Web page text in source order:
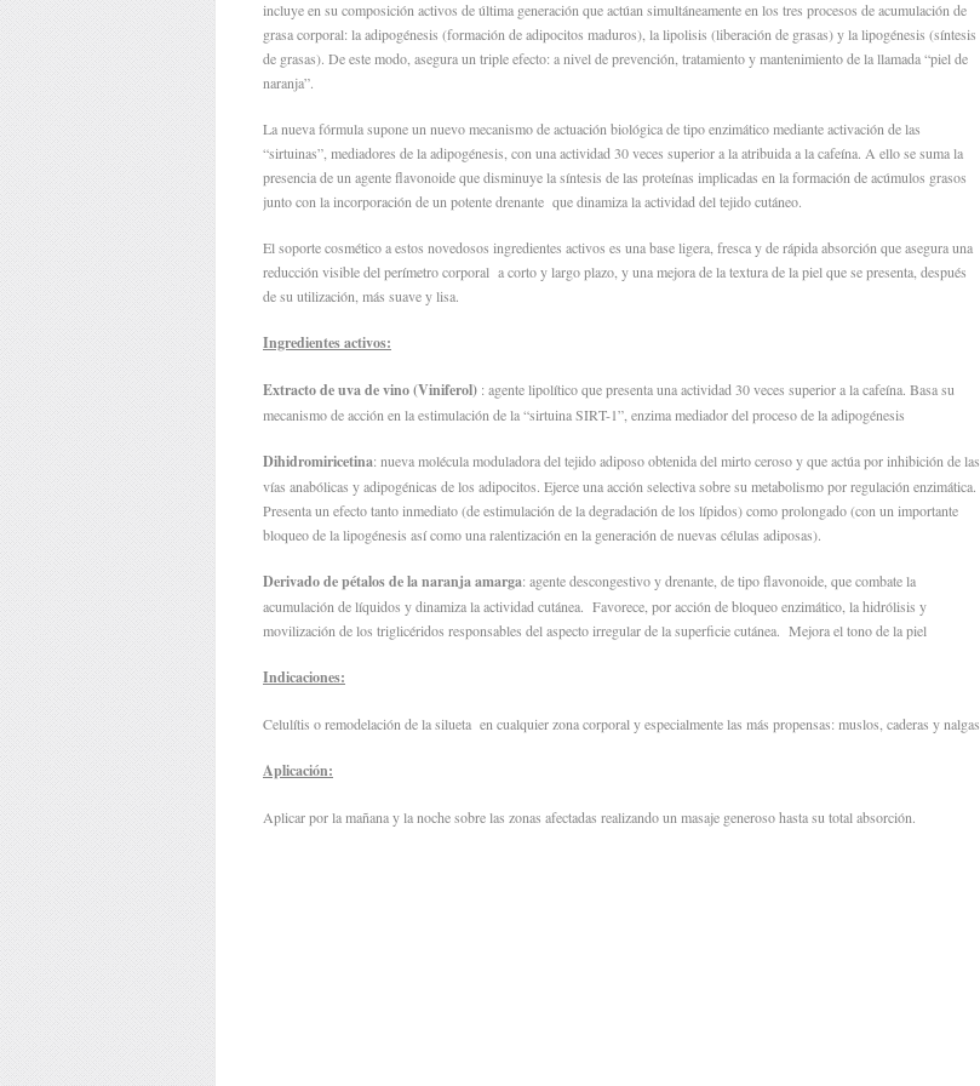
incluye en su composición activos de última generación que actúan simultáneamente en los tres procesos de acumulación de
grasa corporal: la adipogénesis (formación de adipocitos maduros), la lipolisis (liberación de grasas) y la lipogénesis (síntesis
de grasas). De este modo, asegura un triple efecto: a nivel de prevención, tratamiento y mantenimiento de la llamada “piel de
naranja”.
La nueva fórmula supone un nuevo mecanismo de actuación biológica de tipo enzimático mediante activación de las
“sirtuinas”, mediadores de la adipogénesis, con una actividad 30 veces superior a la atribuida a la cafeína. A ello se suma la
presencia de un agente flavonoide que disminuye la síntesis de las proteínas implicadas en la formación de acúmulos grasos
junto con la incorporación de un potente drenante que dinamiza la actividad del tejido cutáneo.
El soporte cosmético a estos novedosos ingredientes activos es una base ligera, fresca y de rápida absorción que asegura una
reducción visible del perímetro corporal a corto y largo plazo, y una mejora de la textura de la piel que se presenta, después
de su utilización, más suave y lisa.
Ingredientes activos:
Extracto de uva de vino (Viniferol) : agente lipolítico que presenta una actividad 30 veces superior a la cafeína. Basa su
mecanismo de acción en la estimulación de la “sirtuina SIRT-1”, enzima mediador del proceso de la adipogénesis
Dihidromiricetina: nueva molécula moduladora del tejido adiposo obtenida del mirto ceroso y que actúa por inhibición de las
vías anabólicas y adipogénicas de los adipocitos. Ejerce una acción selectiva sobre su metabolismo por regulación enzimática.
Presenta un efecto tanto inmediato (de estimulación de la degradación de los lípidos) como prolongado (con un importante
bloqueo de la lipogénesis así como una ralentización en la generación de nuevas células adiposas).
Derivado de pétalos de la naranja amarga: agente descongestivo y drenante, de tipo flavonoide, que combate la
acumulación de líquidos y dinamiza la actividad cutánea. Favorece, por acción de bloqueo enzimático, la hidrólisis y
movilización de los triglicéridos responsables del aspecto irregular de la superficie cutánea. Mejora el tono de la piel
Indicaciones:
Celulítis o remodelación de la silueta en cualquier zona corporal y especialmente las más propensas: muslos, caderas y nalgas
Aplicación:
Aplicar por la mañana y la noche sobre las zonas afectadas realizando un masaje generoso hasta su total absorción.